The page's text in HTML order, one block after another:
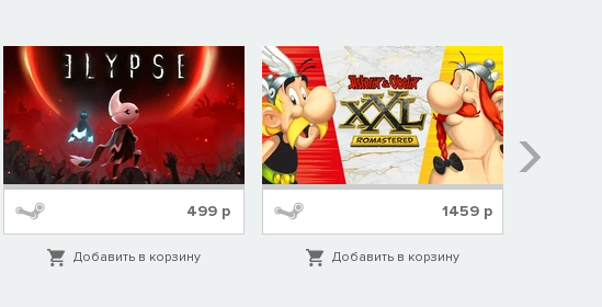
499р
Добавить в корзину
1459р
Добавить в корзину